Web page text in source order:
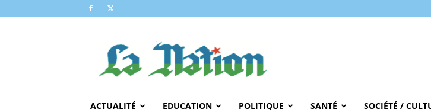
NATION
ACTUALITÉ EDUCATION POLITIQUE SANTÉ SOCIÉTÉ /